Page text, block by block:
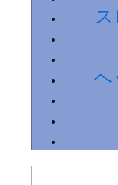
ヘ